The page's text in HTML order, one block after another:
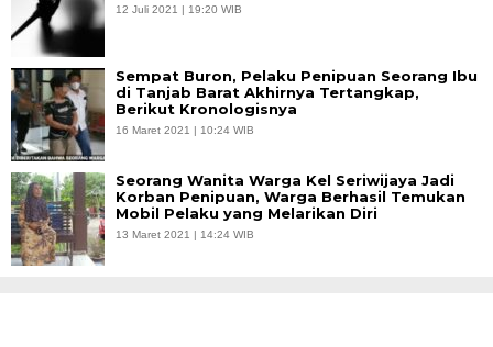
12 Juli 2021 | 19:20 WIB
Sempat Buron, Pelaku Penipuan Seorang Ibu
di Tanjab Barat Akhirnya Tertangkap,
Berikut Kronologisnya
16 Maret 2021 | 10:24 WIB
Seorang Wanita Warga Kel Seriwijaya Jadi
Korban Penipuan, Warga Berhasil Temukan
Mobil Pelaku yang Melarikan Diri
13 Maret 2021 | 14:24 WIB